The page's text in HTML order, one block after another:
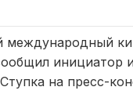
международный
инициатор
на пресс-